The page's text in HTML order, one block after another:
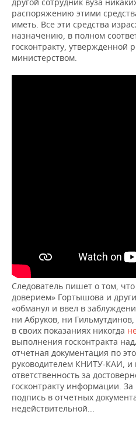
другой сотрудник вуза
распоряжению этими
иметь. Все эти средства
назначению, в полном
госконтракту, утвержденной
министерством.
Следователь пишет о том,
доверием» Гортышова и
«обманул и ввел в
ни Абруков, ни
в своих показаниях никогда
выполнения госконтракта
отчетная документация по
руководителем КНИТУ-КАИ, и
ответственность за
госконтракту информации.
подпись в отчетных
недействительной...